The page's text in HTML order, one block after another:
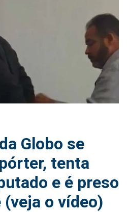
Globo se
tenta
e é preso
o vídeo)